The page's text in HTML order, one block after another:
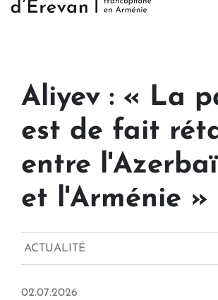
Aliyev : « La
est de fait
entre
et l'Arménie »
ACTUALITÉ
02.07.2026